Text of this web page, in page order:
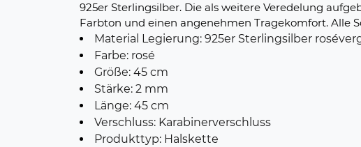
925er Sterlingsilber. Die als weitere Veredelung
Farbton und einen angenehmen Tragekomfort. Alle
Material Legierung: 925er Sterlingsilber
Farbe: rosé
Größe: 45 cm
Stärke: 2 mm
Länge: 45 cm
Verschluss: Karabinerverschluss
Produkttyp: Halskette